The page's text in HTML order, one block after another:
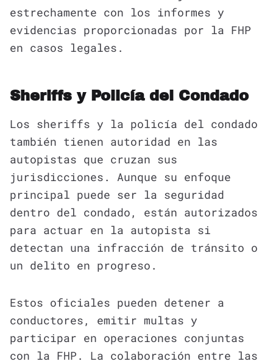
estrechamente con los informes y
evidencias proporcionadas por la FHP
en casos legales.
Sheriffs y Policía del Condado
Los sheriffs y la policía del condado
también tienen autoridad en las
autopistas que cruzan sus
jurisdicciones. Aunque su enfoque
principal puede ser la seguridad
dentro del condado, están autorizados
para actuar en la autopista si
detectan una infracción de tránsito o
un delito en progreso.
Estos oficiales pueden detener a
conductores, emitir multas y
participar en operaciones conjuntas
con la FHP. La colaboración entre las